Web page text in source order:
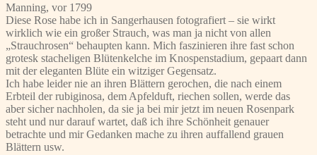
Manning, vor 1799
Diese Rose habe ich in Sangerhausen fotografiert – sie wirkt
wirklich wie ein großer Strauch, was man ja nicht von allen
„Strauchrosen“ behaupten kann. Mich faszinieren ihre fast schon
grotesk stacheligen Blütenkelche im Knospenstadium, gepaart dann
mit der eleganten Blüte ein witziger Gegensatz.
Ich habe leider nie an ihren Blättern gerochen, die nach einem
Erbteil der rubiginosa, dem Apfelduft, riechen sollen, werde das
aber sicher nachholen, da sie ja bei mir jetzt im neuen Rosenpark
steht und nur darauf wartet, daß ich ihre Schönheit genauer
betrachte und mir Gedanken mache zu ihren auffallend grauen
Blättern usw.